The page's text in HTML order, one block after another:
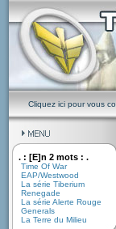
Cliquez ici pour vous
. : [E]n 2 mots : .
Time Of War
EAP/Westwood
La série Tiberium
Renegade
La série Alerte Rouge
Generals
La Terre du Milieu